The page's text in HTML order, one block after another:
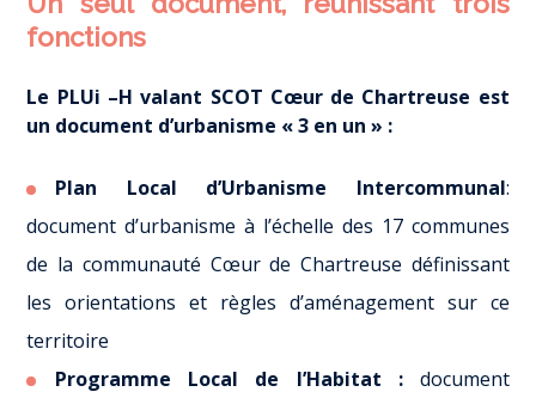
fonctions
Le PLUi –H valant SCOT Cœur de Chartreuse est
un document d’urbanisme « 3 en un » :
Plan Local d’Urbanisme Intercommunal:
document d’urbanisme à l’échelle des 17 communes
de la communauté Cœur de Chartreuse définissant
les orientations et règles d’aménagement sur ce
territoire
Programme Local de l’Habitat :document